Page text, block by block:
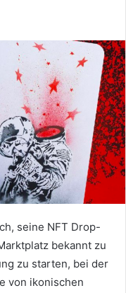
seine NFT Drop-
bekannt zu
zu starten, bei der
von ikonischen